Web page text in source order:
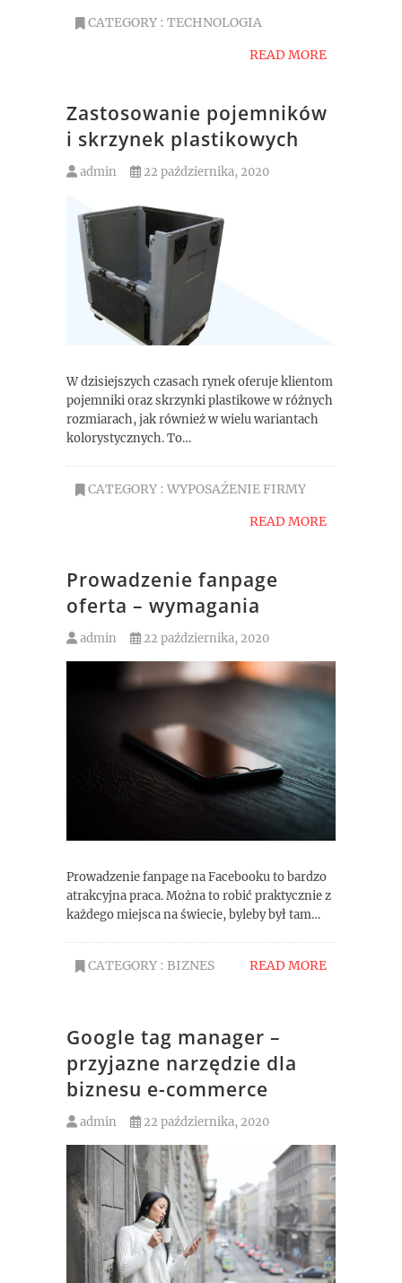
CATEGORY : TECHNOLOGIA
READ MORE
Zastosowanie pojemników
i skrzynek plastikowych
admin 22 października, 2020
W dzisiejszych czasach rynek oferuje klientom
pojemniki oraz skrzynki plastikowe w różnych
rozmiarach, jak również w wielu wariantach
kolorystycznych. To…
CATEGORY : WYPOSAŻENIE FIRMY
READ MORE
Prowadzenie fanpage
oferta – wymagania
admin 22 października, 2020
Prowadzenie fanpage na Facebooku to bardzo
atrakcyjna praca. Można to robić praktycznie z
każdego miejsca na świecie, byleby był tam…
CATEGORY : BIZNES READ MORE
Google tag manager –
przyjazne narzędzie dla
biznesu e-commerce
admin 22 października, 2020